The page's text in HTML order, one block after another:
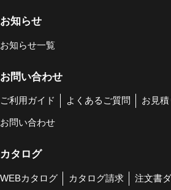
お知らせ
お知らせ一覧
お問い合わせ
ご利用ガイド よくあるご質問 お見
お問い合わせ
カタログ
WEBカタログ カタログ請求 注文書